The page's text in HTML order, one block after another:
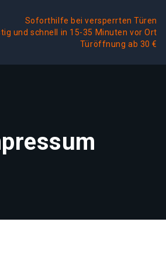
Soforthilfe bei versperrten Türen
und schnell in 15-35 Minuten vor Ort
Türöffnung ab 30 €